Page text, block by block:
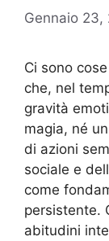
Gennaio 23,
Ci sono
che, nel
gravità
magia, né
di azioni
sociale e
come
persistente.
abitudini